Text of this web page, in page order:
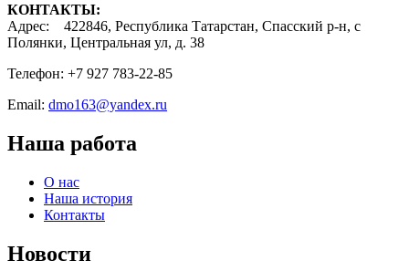
КОНТАКТЫ:
Адрес: 422846, Республика Татарстан, Спасский р-н, с
Полянки, Центральная ул, д. 38
Телефон: +7 927 783-22-85
Email: dmo163@yandex.ru
Наша работа
О нас
Наша история
Контакты
Новости